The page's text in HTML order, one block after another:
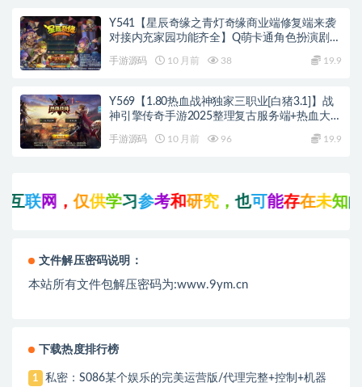
Y541【星辰奇缘之青灯奇缘商业端修复端来袭
对接内充家园功能齐全】Q萌卡通角色扮演剧情
手游源码 10 月前 38 19.9
Y569【1.80热血战神独家三职业[白猪3.1]】战
神引擎传奇手游2025整理复古服务端+热血大陆
手游源码 10 月前 96 19.9
，仅供 学习参考和研究，也可 能存在未知的BUG
文件解压密码说明：
本站所有文件包解压密码为:www.9ym.cn
下载热度排行榜
1
私密：S086某个娱乐的完美运营版/代理完整+控制+机器